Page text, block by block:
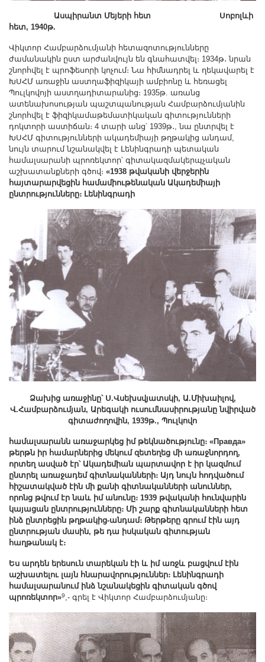
Ասպիրանտ Մեյերի հետ Սոբոլևի
հետ, 1940թ.
Վիկտոր Համբարձումյանի հետազոտությունները
ժամանակին ըստ արժանվույն են գնահատվել։ 1934թ․ նրան
շնորհվել է պրոֆեսորի կոչում։ Նա հիմնադրել և ղեկավարել է
ԽՍՀՄ առաջին աստղաֆիզիկայի ամբիոնը և հեռացել
Պուլկովոյի աստղադիտարանից։ 1935թ. առանց
ատենախոսության պաշտպանության Համբարձումյանին
շնորհվել է ֆիզիկամաթեմատիկական գիտությունների
դոկտորի աստիճան։ 4 տարի անց՝ 1939թ․, նա ընտրվել է
ԽՍՀՄ գիտությունների ակադեմիայի թղթակից անդամ,
նույն տարում նշանակվել է Լենինգրադի պետական
համալսարանի պրոռեկտոր՝ գիտակազմակերպչական
աշխատանքների գծով։ «1938 թվականի վերջերին
հայտարարվեցին համամիութենական Ակադեմիայի
ընտրությունները։ Լենինգրադի
Ձախից առաջինը՝ Ս.Վսեխսվյատսկի, Ա.Միխաիլով,
Վ.Համբարձումյան, Արեգակի ուսումնասիրությանը նվիրված
գիտաժողովին, 1939թ., Պուլկովո
համալսարանն առաջարկեց իմ թեկնածությունը։ «Правда»
թերթն իր համարներից մեկում զետեղեց մի առաջնորդող,
որտեղ ասված էր՝ Ակադեմիան պարտավոր է իր կազմում
ընտրել առաջադեմ գիտնականների։ Այդ նույն հոդվածում
հիշատակված էին մի քանի գիտնականների անուններ,
որոնց թվում էր նաև իմ անունը։ 1939 թվականի հունվարին
կայացան ընտրությունները։ Մի շարք գիտնականների հետ
ինձ ընտրեցին թղթակից-անդամ։ Թերթերը գրում էին այդ
ընտրության մասին, թե դա իսկական գիտության
հաղթանակ է։
Ես արդեն երեսուն տարեկան էի և իմ առջև բացվում էին
աշխատելու լայն հնարավորություններ։ Լենինգրադի
համալսարանում ինձ նշանակեցին գիտական գծով
պրոռեկտոր»9,- գրել է Վիկտոր Համբարձումյանը։